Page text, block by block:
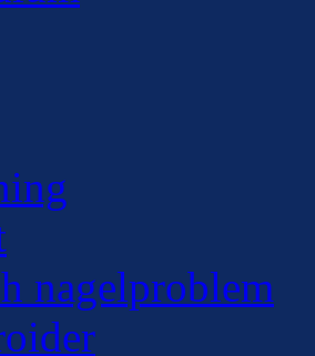
nagelproblem